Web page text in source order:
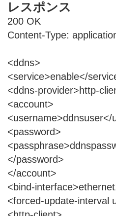
レスポンス
200 OK
Content-Type:
<ddns>
<service>enable</
<ddns-provider>http-
<account>
<username>ddnsuser</
<password>
</password>
</account>
<bind-
<forced-update-interval